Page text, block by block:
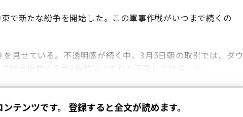
で新たな紛争を開始した。この軍事作戦がいつまで続くの
見せている。不透明感が続く中、3月5日朝の取引では、ダウ